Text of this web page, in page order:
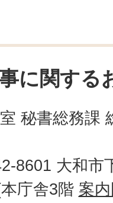
に関する
秘書総務課
8601 大和市
庁舎3階 案